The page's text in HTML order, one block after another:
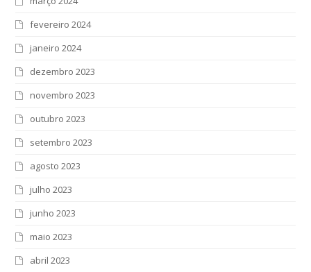
fevereiro 2024
janeiro 2024
dezembro 2023
novembro 2023
outubro 2023
setembro 2023
agosto 2023
julho 2023
junho 2023
maio 2023
abril 2023